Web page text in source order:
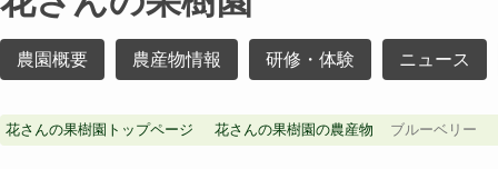
農園概要 農産物情報 研修・体験 ニュース
花さんの果樹園トップページ 花さんの果樹園の農産物 ブルーベリー